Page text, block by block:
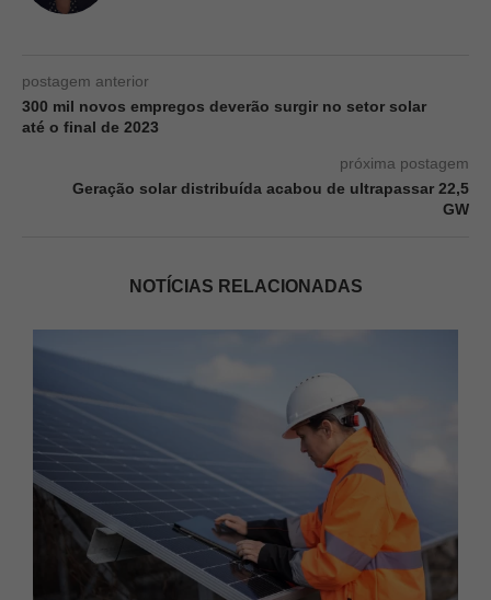
postagem anterior
300 mil novos empregos deverão surgir no setor solar
até o final de 2023
próxima postagem
Geração solar distribuída acabou de ultrapassar 22,5
GW
NOTÍCIAS RELACIONADAS